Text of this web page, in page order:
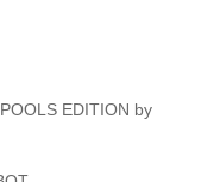
EDITION by